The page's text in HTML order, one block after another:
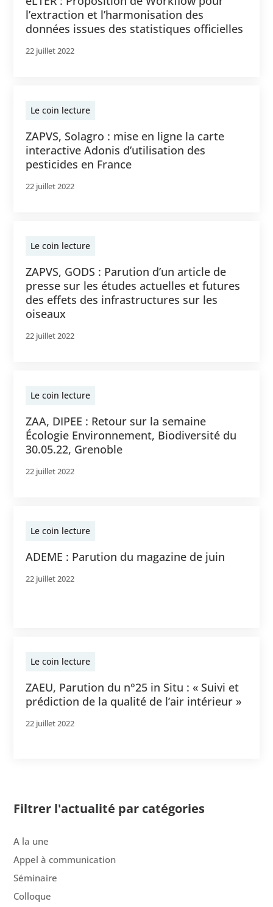
l’extraction et l’harmonisation des
données issues des statistiques officielles
22 juillet 2022
Le coin lecture
ZAPVS, Solagro : mise en ligne la carte
interactive Adonis d’utilisation des
pesticides en France
22 juillet 2022
Le coin lecture
ZAPVS, GODS : Parution d’un article de
presse sur les études actuelles et futures
des effets des infrastructures sur les
oiseaux
22 juillet 2022
Le coin lecture
ZAA, DIPEE : Retour sur la semaine
Écologie Environnement, Biodiversité du
30.05.22, Grenoble
22 juillet 2022
Le coin lecture
ADEME : Parution du magazine de juin
22 juillet 2022
Le coin lecture
ZAEU, Parution du n°25 in Situ : « Suivi et
prédiction de la qualité de l’air intérieur »
22 juillet 2022
Filtrer l'actualité par catégories
A la une
Appel à communication
Séminaire
Colloque